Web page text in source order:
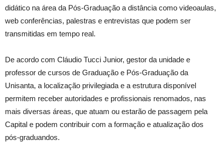
didático na área da Pós-Graduação a distância como videoaulas,
web conferências, palestras e entrevistas que podem ser
transmitidas em tempo real.
De acordo com Cláudio Tucci Junior, gestor da unidade e
professor de cursos de Graduação e Pós-Graduação da
Unisanta, a localização privilegiada e a estrutura disponível
permitem receber autoridades e profissionais renomados, nas
mais diversas áreas, que atuam ou estarão de passagem pela
Capital e podem contribuir com a formação e atualização dos
pós-graduandos.